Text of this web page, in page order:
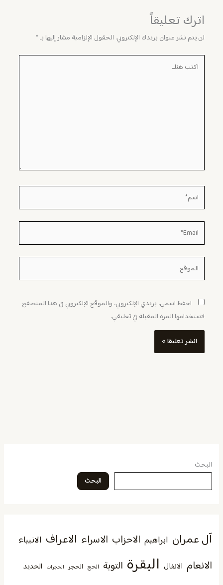
اترك تعليقاً
لن يتم نشر عنوان بريدك الإلكتروني. الحقول الإلزامية مشار إليها بـ*
اسم*
Email*
الموقع
احفظ اسمي، بريدي الإلكتروني، والموقع الإلكتروني في هذا المتصفح
لاستخدامها المرة المقبلة في تعليقي.
البحث
البحث
آل عمران ابراهيم الاحزاب الاسراء الاعراف الانبياء
الانعام الانفال البقرة التوبة الحج الحجر الحجرات الحديد